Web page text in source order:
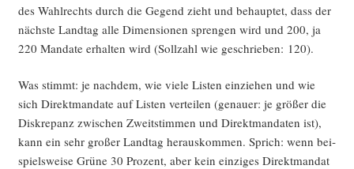
des Wahl­rechts durch die Gegend zieht und behaup­tet, dass der
nächs­te Land­tag alle Dimen­sio­nen spren­gen wird und 200, ja
220 Man­da­te erhal­ten wird (Soll­zahl wie geschrie­ben: 120).
Was stimmt: je nach­dem, wie vie­le Lis­ten ein­zie­hen und wie
sich Direkt­man­da­te auf Lis­ten ver­tei­len (genau­er: je grö­ßer die
Dis­kre­panz zwi­schen Zweit­stim­men und Direkt­man­da­ten ist),
kann ein sehr gro­ßer Land­tag her­aus­kom­men. Sprich: wenn bei­
spiels­wei­se Grü­ne 30 Pro­zent, aber kein ein­zi­ges Direkt­man­dat